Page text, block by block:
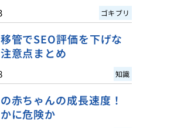
ゴキブリ
管でSEO評価を下げな
意点まとめ
知識
赤ちゃんの成長速度！
に危険か